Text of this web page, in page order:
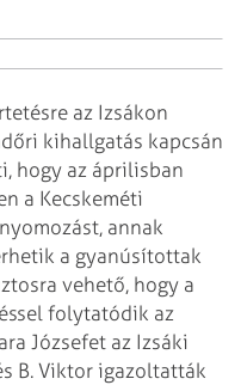
az Izsákon
kihallgatás kapcsán
hogy az áprilisban
a Kecskeméti
annak
a gyanúsítottak
vehető, hogy a
folytatódik az
Józsefet az Izsáki
B. Viktor igazoltatták